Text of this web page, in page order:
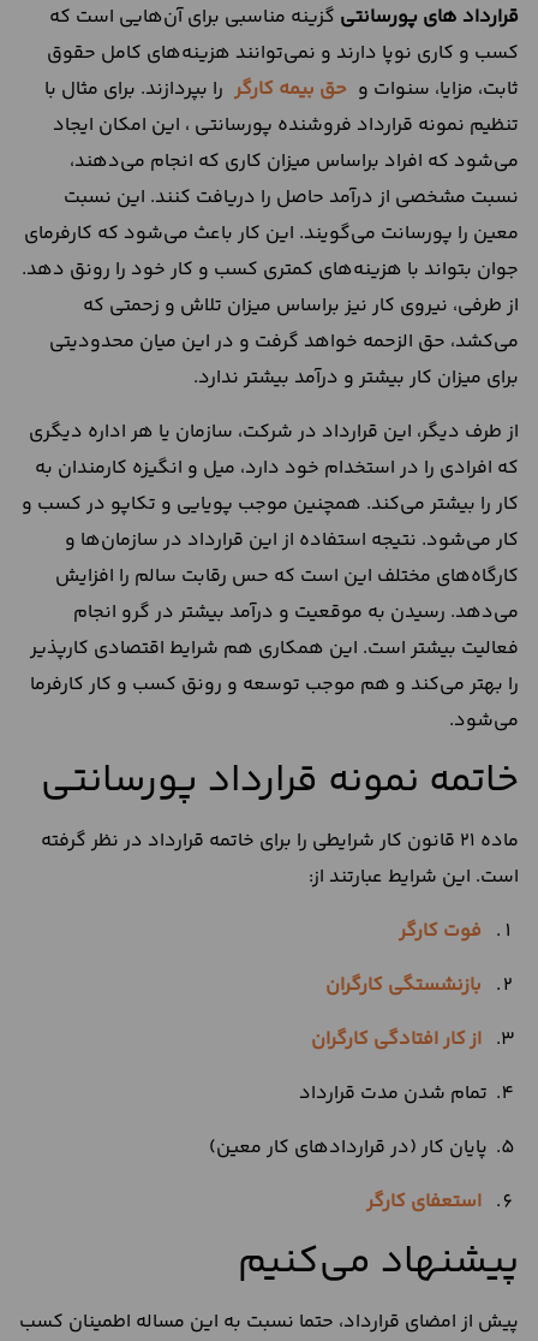
قرارداد های پورسانتی گزینه مناسبی برای آن‌هایی است که
کسب و کاری نوپا دارند و نمی‌توانند هزینه‌های کامل حقوق
ثابت، مزایا، سنوات و حق بیمه کارگر را بپردازند. برای مثال با
تنظیم نمونه قرارداد فروشنده پورسانتی ، این امکان ایجاد
می‌شود که افراد براساس میزان کاری که انجام می‌دهند،
نسبت مشخصی از درآمد حاصل را دریافت کنند. این نسبت
معین را پورسانت می‌گویند. این کار باعث می‌شود که کارفرمای
جوان بتواند با هزینه‌های کمتری کسب و کار خود را رونق دهد.
از طرفی، نیروی کار نیز براساس میزان تلاش و زحمتی که
می‌کشد، حق الزحمه خواهد گرفت و در این میان محدودیتی
برای میزان کار بیشتر و درآمد بیشتر ندارد.
از طرف دیگر، این قرارداد در شرکت، سازمان یا هر اداره دیگری
که افرادی را در استخدام خود دارد، میل و انگیزه کارمندان به
کار را بیشتر می‌کند. همچنین موجب پویایی و تکاپو در کسب و
کار می‌شود. نتیجه استفاده از این قرارداد در سازمان‌ها و
کارگاه‌های مختلف این است که حس رقابت سالم را افزایش
می‌دهد. رسیدن به موقعیت و درآمد بیشتر در گرو انجام
فعالیت بیشتر است. این همکاری هم شرایط اقتصادی کارپذیر
را بهتر می‌کند و هم موجب توسعه و رونق کسب و کار کارفرما
می‌شود.
خاتمه نمونه قرارداد پورسانتی
ماده 21 قانون کار شرایطی را برای خاتمه قرارداد‌ در نظر گرفته
است. این شرایط عبارتند از:
فوت کارگر
بازنشستگی کارگران
ازکار افتادگی کارگران
تمام شدن مدت قرارداد
پایان کار (در قراردادهای کار معین)
استعفای کارگر
پیشنهاد می‌کنیم
پیش از امضای قرارداد، حتما نسبت به این مساله اطمینان کسب